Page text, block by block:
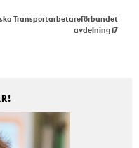
Transportarbetareförbundet
avdelning 17